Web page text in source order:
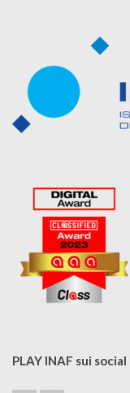
PLAY INAF sui social